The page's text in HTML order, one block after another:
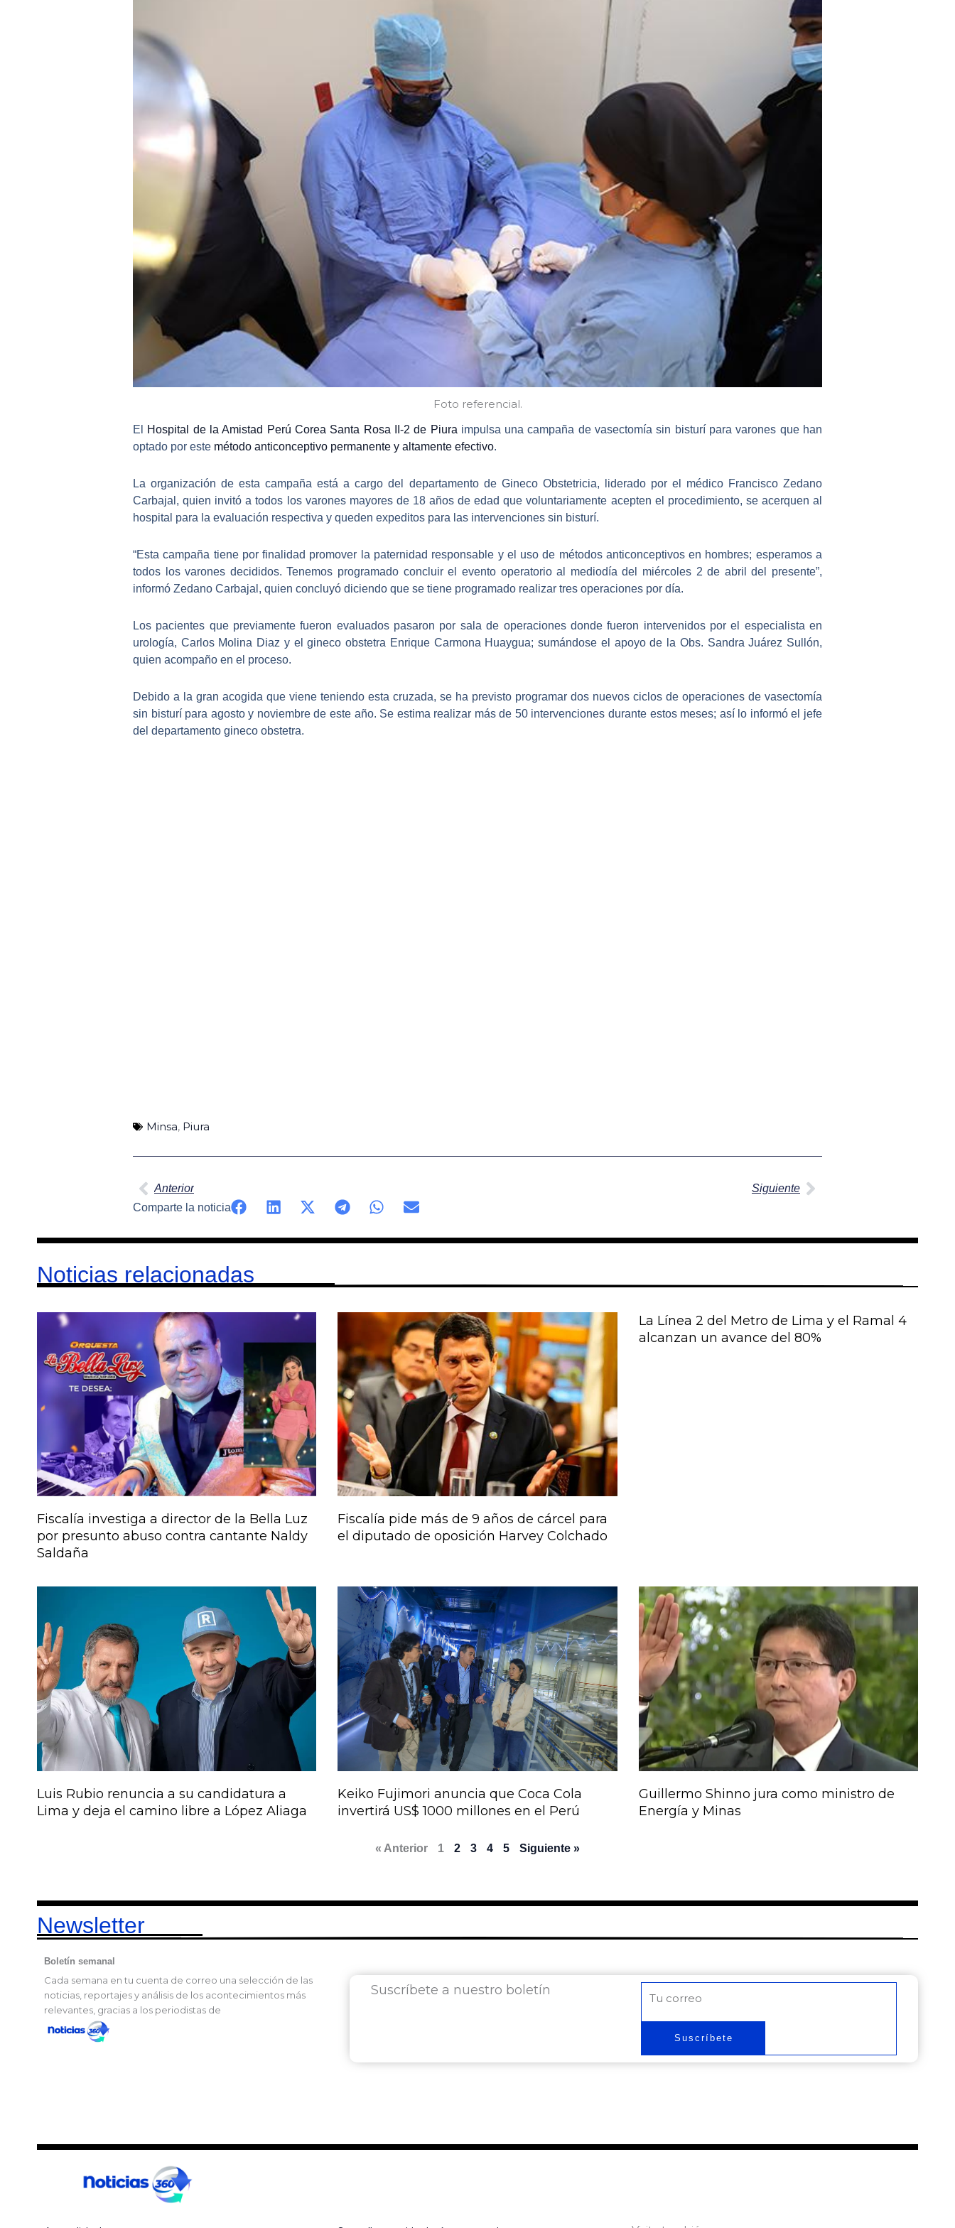
Foto referencial.
El Hospital de la Amistad Perú Corea Santa Rosa II-2 de Piura impulsa unacampaña de vasectomía sin bisturípara varones que han
optado por este método anticonceptivo permanente y altamente efectivo.
La organización de esta campaña está a cargo del departamento de Gineco Obstetricia, liderado por el médico Francisco Zedano
Carbajal, quien invitó a todos los varones mayores de 18 años de edad que voluntariamente acepten el procedimiento, se acerquen al
hospital para la evaluación respectiva y queden expeditos para las intervenciones sin bisturí.
“Esta campaña tiene por finalidad promover la paternidad responsable y el uso de métodos anticonceptivos en hombres; esperamos a
todos los varones decididos. Tenemos programado concluir el evento operatorio al mediodía del miércoles 2 de abril del presente”,
informó Zedano Carbajal, quien concluyó diciendo que se tiene programado realizar tres operaciones por día.
Los pacientes que previamente fueron evaluados pasaron por sala de operaciones dondefueron intervenidos por el especialista en
urología, Carlos Molina Diaz y el gineco obstetra Enrique Carmona Huaygua; sumándose el apoyo de la Obs. Sandra Juárez Sullón,
quien acompaño en el proceso.
Debido a la gran acogida que viene teniendo esta cruzada, se ha previsto programar dos nuevos ciclos de operaciones de vasectomía
sin bisturípara agosto y noviembre de este año. Se estima realizar más de 50 intervenciones durante estos meses; así lo informó el jefe
del departamento gineco obstetra.
Minsa, Piura
Anterior Siguiente
Comparte la noticia
Noticias relacionadas
Fiscalía investiga a director de la Bella Luz
por presunto abuso contra cantante Naldy
Saldaña
Fiscalía pide más de 9 años de cárcel para
el diputado de oposición Harvey Colchado
La Línea 2 del Metro de Lima y el Ramal 4
alcanzan un avance del 80%
Luis Rubio renuncia a su candidatura a
Lima y deja el camino libre a López Aliaga
Keiko Fujimori anuncia que Coca Cola
invertirá US$ 1000 millones en el Perú
Guillermo Shinno jura como ministro de
Energía y Minas
« Anterior
Página
1
Página
2
Página
3
Página
4
Página
5 Siguiente »
Newsletter
Boletín semanal
Cada semana en tu cuenta de correo una selección de las
noticias, reportajes y análisis de los acontecimientos más
relevantes, gracias a los periodistas de
Suscríbete a nuestro boletín
Suscríbete